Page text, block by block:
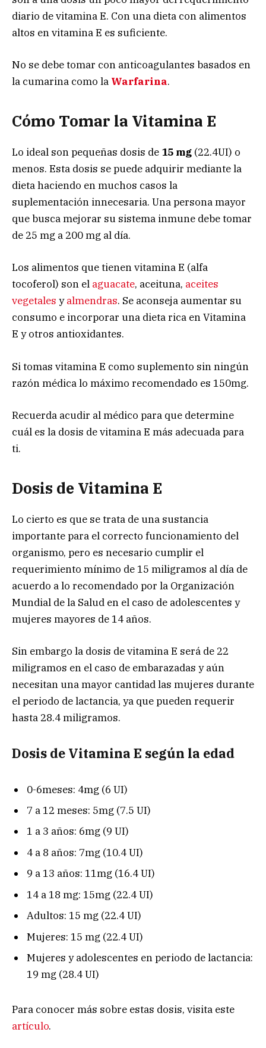
diario de vitamina E. Con una dieta con alimentos
altos en vitamina E es suficiente.
No se debe tomar con anticoagulantes basados en
la cumarina como la Warfarina.
Cómo Tomar la Vitamina E
Lo ideal son pequeñas dosis de 15 mg (22.4UI) o
menos. Esta dosis se puede adquirir mediante la
dieta haciendo en muchos casos la
suplementación innecesaria. Una persona mayor
que busca mejorar su sistema inmune debe tomar
de 25 mg a 200 mg al día.
Los alimentos que tienen vitamina E (alfa
tocoferol) son el aguacate, aceituna, aceites
vegetales yalmendras. Se aconseja aumentar su
consumo e incorporar una dieta rica en Vitamina
E y otros antioxidantes.
Si tomas vitamina E como suplemento sin ningún
razón médica lo máximo recomendado es 150mg.
Recuerda acudir al médico para que determine
cuál es la dosis de vitamina E más adecuada para
ti.
Dosis de Vitamina E
Lo cierto es que se trata de una sustancia
importante para el correcto funcionamiento del
organismo, pero es necesario cumplir el
requerimiento mínimo de 15 miligramos al día de
acuerdo a lo recomendado por la Organización
Mundial de la Salud en el caso de adolescentes y
mujeres mayores de 14 años.
Sin embargo la dosis de vitamina E será de 22
miligramos en el caso de embarazadas y aún
necesitan una mayor cantidad las mujeres durante
el periodo de lactancia, ya que pueden requerir
hasta 28.4 miligramos.
Dosis de Vitamina E según la edad
0-6meses: 4mg (6 UI)
7 a 12 meses: 5mg (7.5 UI)
1 a 3 años: 6mg (9 UI)
4 a 8 años: 7mg (10.4 UI)
9 a 13 años: 11mg (16.4 UI)
14 a 18 mg: 15mg (22.4 UI)
Adultos: 15 mg (22.4 UI)
Mujeres: 15 mg (22.4 UI)
Mujeres y adolescentes en periodo de lactancia:
19 mg (28.4 UI)
Para conocer más sobre estas dosis, visita este
artículo.